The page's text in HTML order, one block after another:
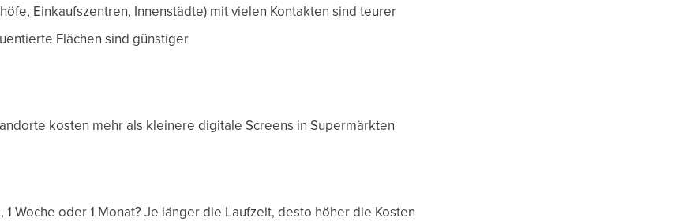
Einkaufszentren, Innenstädte) mit vielen Kontakten sind teurer
Flächen sind günstiger
kosten mehr als kleinere digitale Screens in Supermärkten
1 Woche oder 1 Monat? Je länger die Laufzeit, desto höher die Kosten